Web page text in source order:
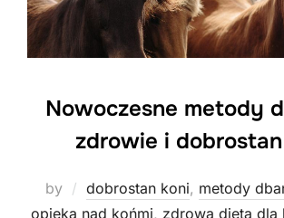
Nowoczesne metody
zdrowie i
by dobrostan koni, metody
opieka nad końmi, zdrowa dieta dla